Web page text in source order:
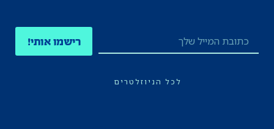
רישמו אותי!
לכל הניוזלטרים